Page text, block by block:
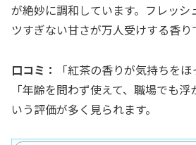
が絶妙に調和しています。フレッシ
ツすぎない甘さが万人受けする香り
口コミ：
「紅茶の香りが気持ちを
「年齢を問わず使えて、職場でも
いう評価が多く見られます。